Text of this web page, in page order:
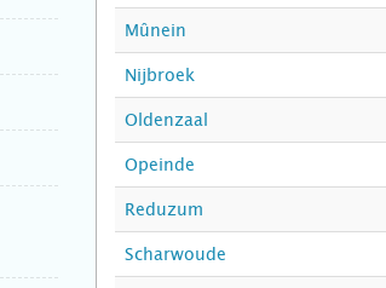
Mûnein
Nijbroek
Oldenzaal
Opeinde
Reduzum
Scharwoude